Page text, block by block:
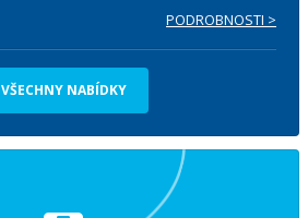
PODROBNOSTI >
VŠECHNY NABÍDKY